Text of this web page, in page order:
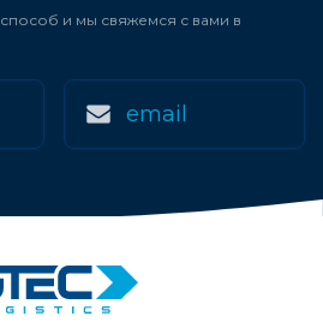
и мы свяжемся с вами в
email